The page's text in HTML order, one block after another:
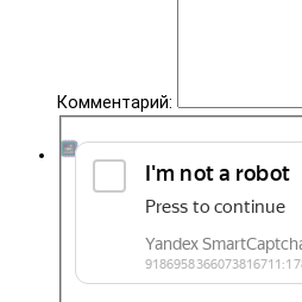
Комментарий:
Комплектующие